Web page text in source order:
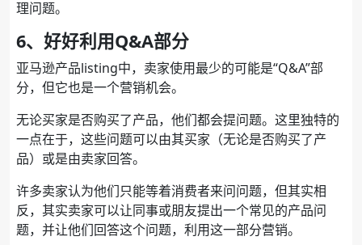
理问题。
6、好好利用Q&A部分
亚马逊产品listing中，卖家使用最少的可能是“Q&A”部
分，但它也是一个营销机会。
无论买家是否购买了产品，他们都会提问题。这里独特的
一点在于，这些问题可以由其买家（无论是否购买了产
品）或是由卖家回答。
许多卖家认为他们只能等着消费者来问问题，但其实相
反，其实卖家可以让同事或朋友提出一个常见的产品问
题，并让他们回答这个问题，利用这一部分营销。